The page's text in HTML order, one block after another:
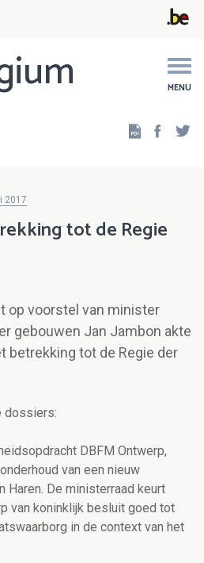
MENU
2017
tot de Regie
op voorstel van minister
gebouwen Jan Jambon akte
betrekking tot de Regie der
dossiers:
DBFM Ontwerp,
van een nieuw
Haren. De ministerraad keurt
van koninklijk besluit goed tot
in de context van het